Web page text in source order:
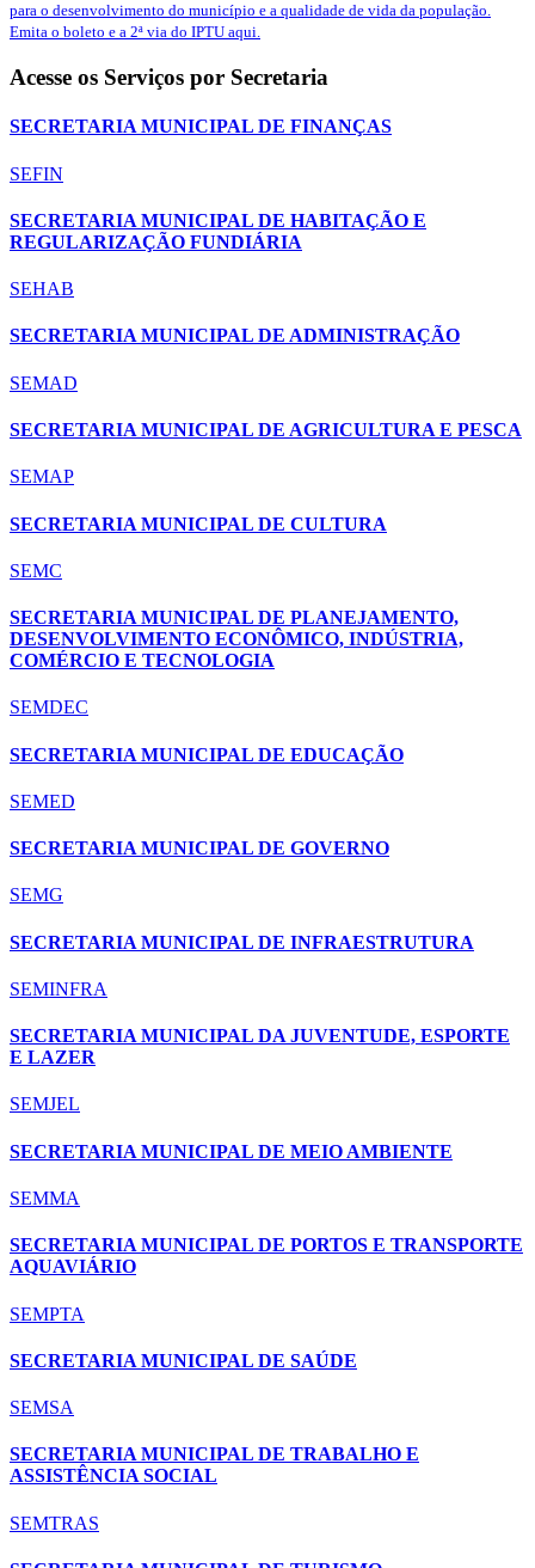
para o desenvolvimento do município e a qualidade de vida da população.
Emita o boleto e a 2ª via do IPTU aqui.
Acesse os Serviços por Secretaria
SECRETARIA MUNICIPAL DE FINANÇAS
SEFIN
SECRETARIA MUNICIPAL DE HABITAÇÃO E
REGULARIZAÇÃO FUNDIÁRIA
SEHAB
SECRETARIA MUNICIPAL DE ADMINISTRAÇÃO
SEMAD
SECRETARIA MUNICIPAL DE AGRICULTURA E PESCA
SEMAP
SECRETARIA MUNICIPAL DE CULTURA
SEMC
SECRETARIA MUNICIPAL DE PLANEJAMENTO,
DESENVOLVIMENTO ECONÔMICO, INDÚSTRIA,
COMÉRCIO E TECNOLOGIA
SEMDEC
SECRETARIA MUNICIPAL DE EDUCAÇÃO
SEMED
SECRETARIA MUNICIPAL DE GOVERNO
SEMG
SECRETARIA MUNICIPAL DE INFRAESTRUTURA
SEMINFRA
SECRETARIA MUNICIPAL DA JUVENTUDE, ESPORTE
E LAZER
SEMJEL
SECRETARIA MUNICIPAL DE MEIO AMBIENTE
SEMMA
SECRETARIA MUNICIPAL DE PORTOS E TRANSPORTE
AQUAVIÁRIO
SEMPTA
SECRETARIA MUNICIPAL DE SAÚDE
SEMSA
SECRETARIA MUNICIPAL DE TRABALHO E
ASSISTÊNCIA SOCIAL
SEMTRAS